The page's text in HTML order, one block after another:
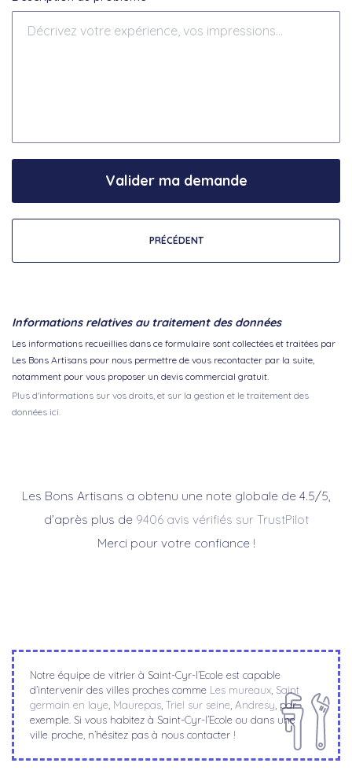
PRÉCÉDENT
Valider ma demande
Informations relatives au traitement des données
Les informations recueillies dans ce formulaire sont collectées et traitées par
Les Bons Artisans pour nous permettre de vous recontacter par la suite,
notamment pour vous proposer un devis commercial gratuit.
Plus d'informations sur vos droits, et sur la gestion et le traitement des
données ici.
Les Bons Artisans a obtenu une note globale de 4.5/5,
d’après plus de 9406 avis vérifiés sur TrustPilot
Merci pour votre confiance !
Notre équipe de vitrier à Saint-Cyr-l’Ecole est capable
d’intervenir des villes proches comme Les mureaux Saint
germain en laye Maurepas Triel sur seine Andresy , par
exemple. Si vous habitez à Saint-Cyr-l’Ecole ou dans une
ville proche, n’hésitez pas à nous contacter !